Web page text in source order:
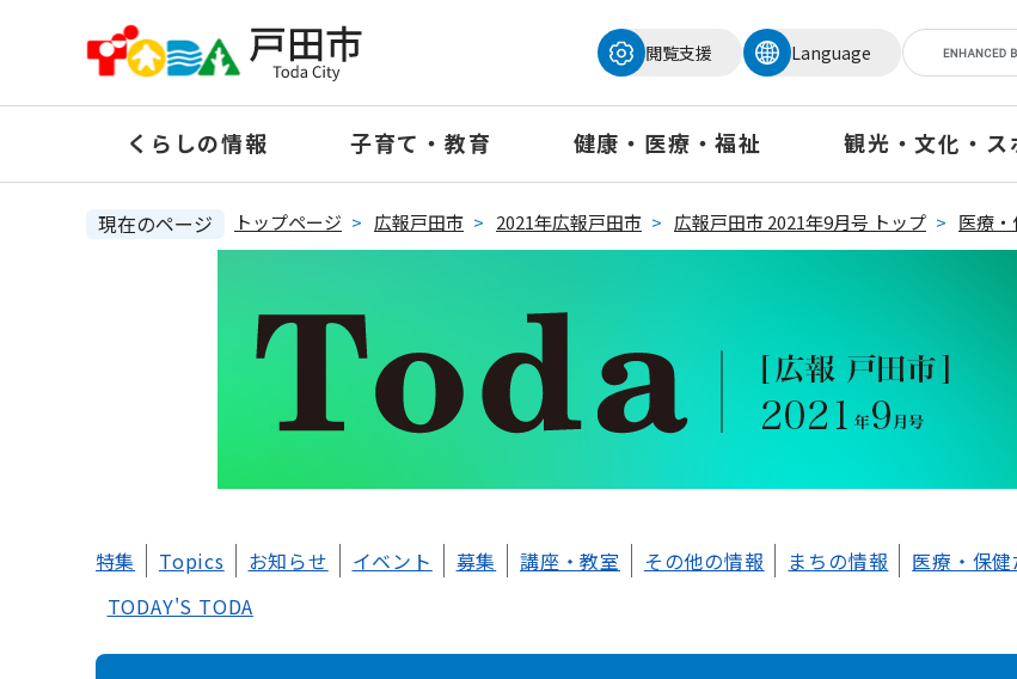
頭
閲覧支援
Language
くらしの情報 子育て・教育 健康・医療・福祉 観光・文化・ス
現在のページ トップページ > 広報戸田市 > 2021年広報戸田市 > 広報戸田市 2021年9月号 トップ > 医療・
特集 Topics お知らせ イベント 募集 講座・教室 その他の情報 まちの情報
医療・保健
TODAY'S TODA